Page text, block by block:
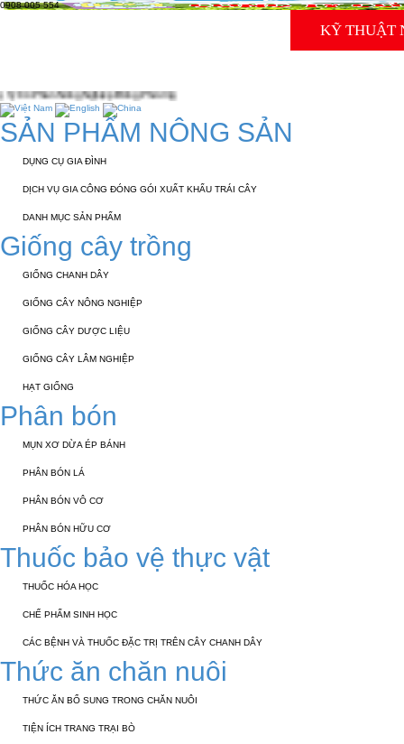
0908 005 554
KỸ THUẬT
Đông Phương
SẢN PHẨM NÔNG SẢN
DỤNG CỤ GIA ĐÌNH
DỊCH VỤ GIA CÔNG ĐÓNG GÓI XUẤT KHẨU TRÁI CÂY
DANH MỤC SẢN PHẨM
Giống cây trồng
GIỐNG CHANH DÂY
GIỐNG CÂY NÔNG NGHIỆP
GIỐNG CÂY DƯỢC LIỆU
GIỐNG CÂY LÂM NGHIỆP
HẠT GIỐNG
Phân bón
MỤN XƠ DỪA ÉP BÁNH
PHÂN BÓN LÁ
PHÂN BÓN VÔ CƠ
PHÂN BÓN HỮU CƠ
Thuốc bảo vệ thực vật
THUỐC HÓA HỌC
CHẾ PHẨM SINH HỌC
CÁC BỆNH VÀ THUỐC ĐẶC TRỊ TRÊN CÂY CHANH DÂY
Thức ăn chăn nuôi
THỨC ĂN BỔ SUNG TRONG CHĂN NUÔI
TIỆN ÍCH TRANG TRẠI BÒ